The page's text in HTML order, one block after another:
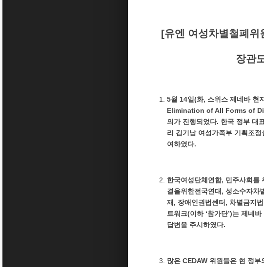
[유엔 여성차별철폐위
장관
5월 14일(화, 스위스 제네바
Elimination of All Forms of
의가 진행되었다. 한국 정부 대
리 김기남 여성가족부 기획조
여하였다.
한국여성단체연합, 민주사회를
결을위한전국연대, 성소수자차
재, 장애인권법센터, 차별금지
트워크(이하 ‘참가단’)는 제네
답변을 주시하였다.
많은 CEDAW 위원들은 현 정